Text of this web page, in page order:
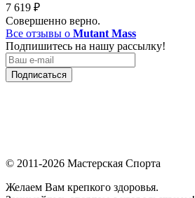
7 619 ₽
Совершенно верно.
Все отзывы о Mutant Mass
Подпишитесь на нашу рассылку!
Подписаться
© 2011-2026 Мастерская Спорта
Желаем Вам крепкого здоровья.